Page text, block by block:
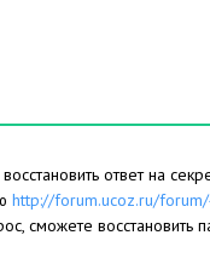
ответ на
http://forum.ucoz.ru/
сможете восстановить